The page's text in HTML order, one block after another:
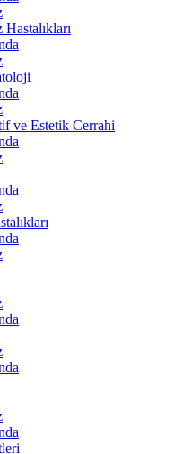
ve Estetik Cerrahi